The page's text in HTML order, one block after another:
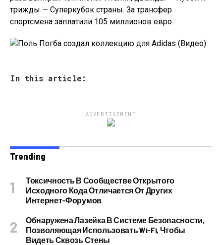
трижды — Суперкубок страны. За трансфер
спортсмена заплатили 105 миллионов евро.
In this article:
ADVERTISEMENT
Trending
Токсичность В Сообществе Открытого
Исходного Кода Отличается От Других
Интернет-Форумов
Обнаружена Лазейка В Системе Безопасности,
Позволяющая Использовать Wi-Fi, Чтобы
Видеть Сквозь Стены